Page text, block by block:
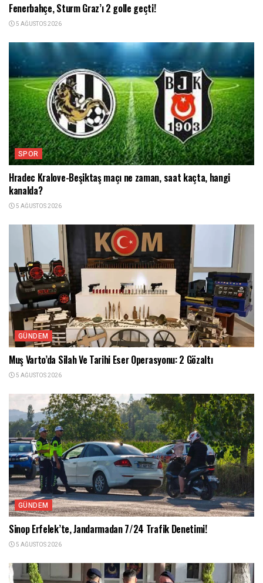
Fenerbahçe, Sturm Graz’ı 2 golle geçti!
5 AĞUSTOS 2026
SPOR
Hradec Kralove-Beşiktaş maçı ne zaman, saat kaçta, hangi
kanalda?
5 AĞUSTOS 2026
GÜNDEM
Muş Varto’da Silah Ve Tarihi Eser Operasyonu: 2 Gözaltı
5 AĞUSTOS 2026
GÜNDEM
Sinop Erfelek’te, Jandarmadan 7/24 Trafik Denetimi!
5 AĞUSTOS 2026